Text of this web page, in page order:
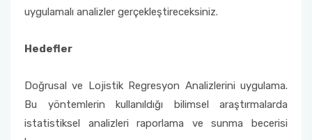
uygulamalı analizler gerçekleştireceksiniz.
Hedefler
Doğrusal ve Lojistik Regresyon Analizlerini uygulama.
Bu yöntemlerin kullanıldığı bilimsel araştırmalarda
istatistiksel analizleri raporlama ve sunma becerisi